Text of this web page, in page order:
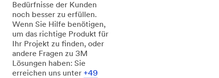
Bedürfnisse der Kunden
noch besser zu erfüllen.
Wenn Sie Hilfe benötigen,
um das richtige Produkt für
Ihr Projekt zu finden, oder
andere Fragen zu 3M
Lösungen haben: Sie
erreichen uns unter +49